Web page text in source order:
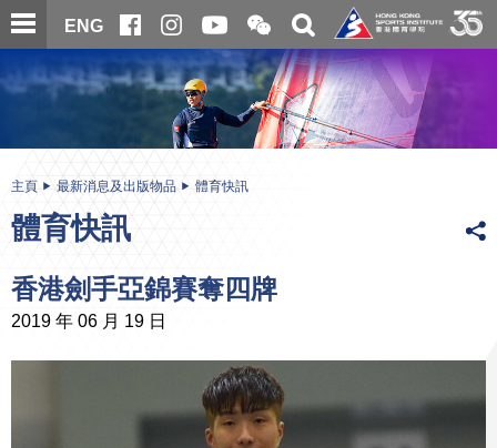
跳
至
內
ENG
開
合
微
信
二
維
碼
關
搜
尋
内
主頁 最新消息及出版物品 體育快訊
體育快訊
香港劍手亞錦賽奪四牌
2019 年 06 月 19 日